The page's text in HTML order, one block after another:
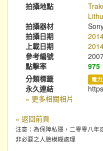
拍攝地點
拍攝器材
拍攝日期
上載日期
參考編號
點擊率
975
分類標籤
電
永久連結
» 更多相關相片
« 返回前頁
注意：為保障私隱，二零零八年
非必要之人臉模糊處理